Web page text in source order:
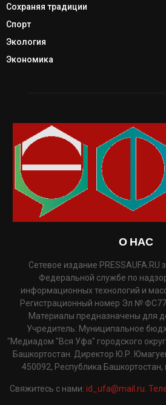
Сохраняя традиции
Спорт
Экология
Экономика
О НАС
Сетевое издание PRESSAUFA.RU
Федеральной службе по
информационных технологий и
Регистрационный номер Эл №
Материалы предназначены для
Учредитель: Муниципальное
"Медиадом "Вся Уфа" городского
Башкортостан. Директор Ю.Р.
450092, Республика
Свяжитесь с нами: id_ufa@mail.ru.